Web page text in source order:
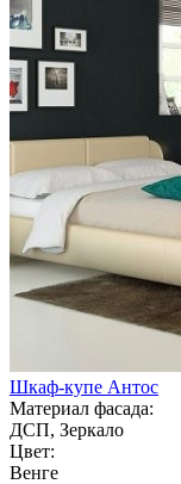
Шкаф-купе Антос
Материал фасада:
ДСП, Зеркало
Цвет:
Венге